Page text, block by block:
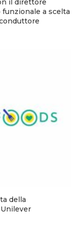
il direttore
a scelta
della